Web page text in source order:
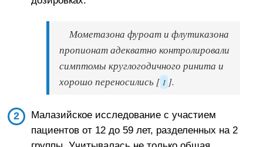
Мометазона фуроат и флутиказона
пропионат адекватно контролировали
симптомы круглогодичного ринита и
хорошо переносились [ 1 ].
Малазийское исследование с участием
пациентов от 12 до 59 лет, разделенных на 2